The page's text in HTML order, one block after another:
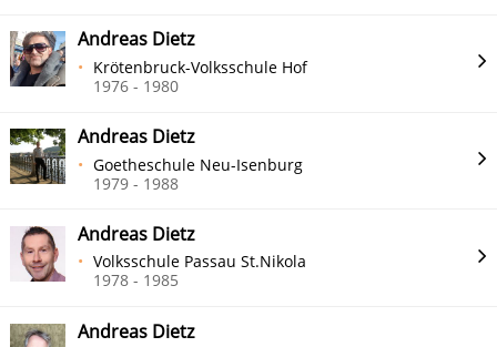
Andreas Dietz
Krötenbruck-Volksschule Hof
1976 - 1980
Andreas Dietz
Goetheschule Neu-Isenburg
1979 - 1988
Andreas Dietz
Volksschule Passau St.Nikola
1978 - 1985
Andreas Dietz